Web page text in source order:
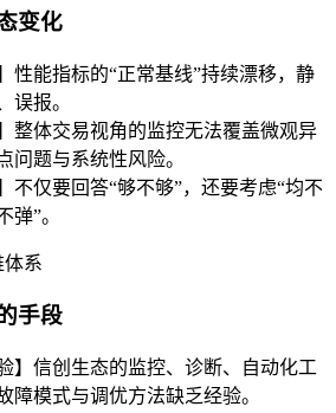
变化
性能指标的“正常基线”持续漂移，静
误报。
整体交易视角的监控无法覆盖微观异
问题与系统性风险。
不仅要回答“够不够”，还要考虑“均不
弹”。
系
手段
】信创生态的监控、诊断、自动化工
障模式与调优方法缺乏经验。